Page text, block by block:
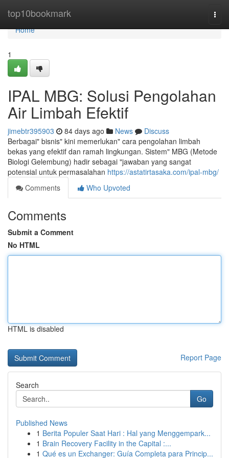
top10bookmark
Home
Home
1
IPAL MBG: Solusi Pengolahan
Air Limbah Efektif
jimebtr395903 84 days ago News
Discuss
Berbagai" bisnis" kini memerlukan" cara pengolahan limbah
bekas yang efektif dan ramah lingkungan. Sistem" MBG (Metode
Biologi Gelembung) hadir sebagai "jawaban yang sangat
potensial untuk permasalahan https://astatirtasaka.com/ipal-mbg/
Comments
Who Upvoted
Comments
Submit a Comment
No HTML
HTML is disabled
Report Page
Search
Go
Published News
1 Berita Populer Saat Hari : Hal yang Menggempark...
1 Brain Recovery Facility in the Capital :...
1 Qué es un Exchanger: Guía Completa para Princip...